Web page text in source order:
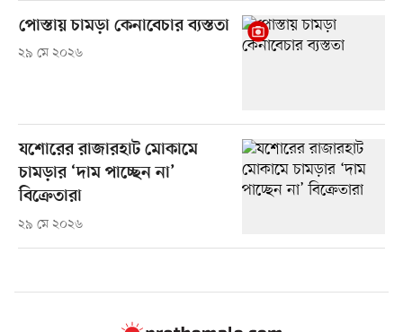
পোস্তায় চামড়া কেনাবেচার ব্যস্ততা
২৯ মে ২০২৬
যশোরের রাজারহাট মোকামে
চামড়ার ‘দাম পাচ্ছেন না’
বিক্রেতারা
২৯ মে ২০২৬